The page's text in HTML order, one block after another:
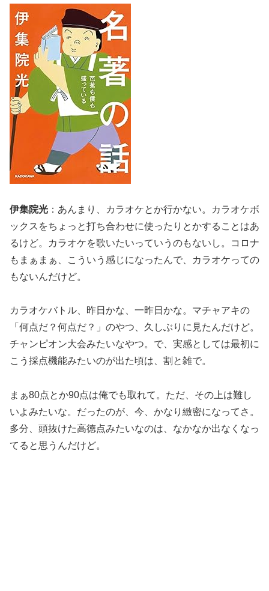
伊集院光 ：あんまり、カラオケとか行かない。カラオケボ
ックスをちょっと打ち合わせに使ったりとかすることはあ
るけど。カラオケを歌いたいっていうのもないし。コロナ
もまぁまぁ、こういう感じになったんで、カラオケっての
もないんだけど。
カラオケバトル、昨日かな、一昨日かな。マチャアキの
「何点だ？何点だ？」のやつ、久しぶりに見たんだけど。
チャンピオン大会みたいなやつ。で、実感としては最初に
こう採点機能みたいのが出た頃は、割と雑で。
まぁ80点とか90点は俺でも取れて。ただ、その上は難し
いよみたいな。だったのが、今、かなり緻密になってさ。
多分、頭抜けた高徳点みたいなのは、なかなか出なくなっ
てると思うんだけど。